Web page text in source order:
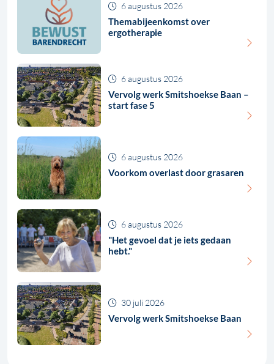
Themabijeenkomst over
ergotherapie
6 augustus 2026
Vervolg werk Smitshoekse Baan –
start fase 5
6 augustus 2026
Voorkom overlast door grasaren
6 augustus 2026
"Het gevoel dat je iets gedaan
hebt."
6 augustus 2026
Vervolg werk Smitshoekse Baan
30 juli 2026